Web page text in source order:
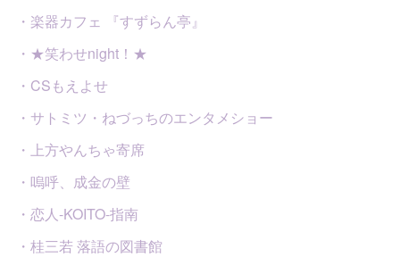
・楽器カフェ 『すずらん亭』
・★笑わせnight！★
・CSもえよせ
・サトミツ・ねづっちのエンタメショー
・上方やんちゃ寄席
・嗚呼、成金の壁
・恋人-KOITO-指南
・桂三若 落語の図書館